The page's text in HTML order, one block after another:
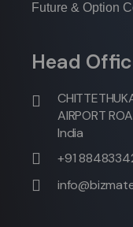
Future & Option
Head
AIRPORT
India
+91